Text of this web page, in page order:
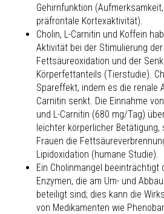
Gehirnfunktion
präfrontale Kortexaktivität).
Cholin, L-Carnitin und Koffein
Aktivität bei der Stimulierung
Fettsäureoxidation und der
Körperfettanteils (Tierstudie).
Spareffekt, indem es die renale
Carnitin senkt. Die Einnahme
und L-Carnitin (680 mg/Tag)
leichter körperlicher
Frauen die
Lipidoxidation (humane Studie).
Ein Cholinmangel beeinträchtigt
Enzymen, die am Um- und
beteiligt sind; dies kann die
von Medikamenten wie